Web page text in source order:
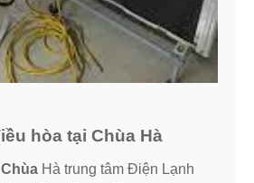
hòa tại Chùa Hà
Hà trung tâm Điện Lạnh